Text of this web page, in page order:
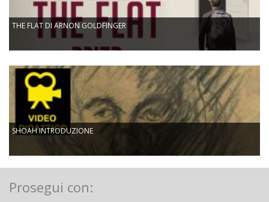
THE FLAT DI ARNON GOLDFINGER
SHOAH INTRODUZIONE
Prosegui con: